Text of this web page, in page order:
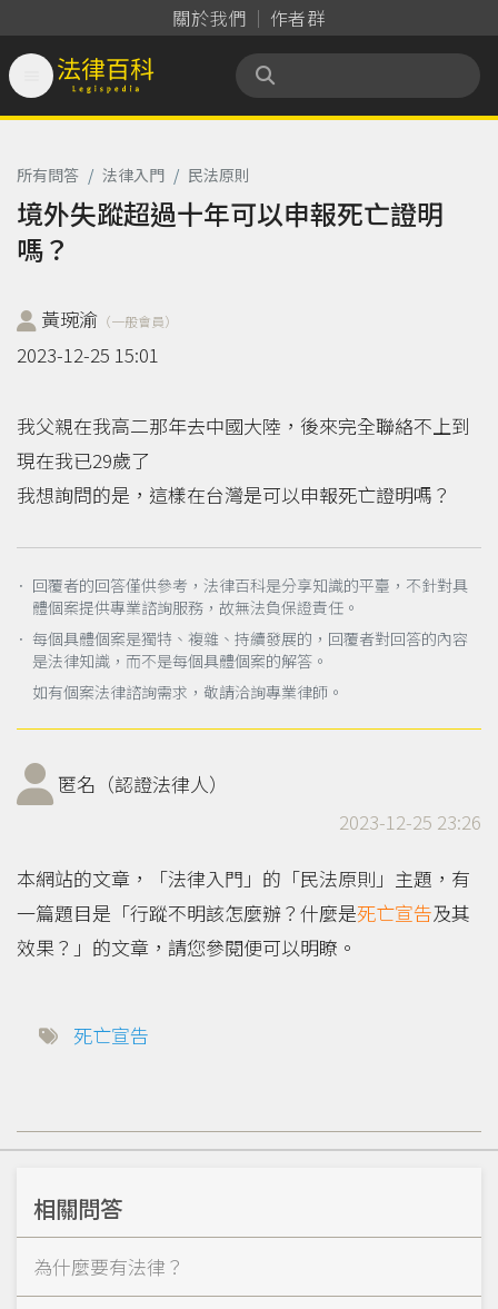
關於我們 作者群
法律百科 Legispedia
所有問答 / 法律入門 / 民法原則
境外失蹤超過十年可以申報死亡證明
嗎？
黃琬渝 （一般會員）
2023-12-25 15:01
我父親在我高二那年去中國大陸，後來完全聯絡不上到
現在我已29歲了
我想詢問的是，這樣在台灣是可以申報死亡證明嗎？
． 回覆者的回答僅供參考，法律百科是分享知識的平臺，不針對具
體個案提供專業諮詢服務，故無法負保證責任。
． 每個具體個案是獨特、複雜、持續發展的，回覆者對回答的內容
是法律知識，而不是每個具體個案的解答。
如有個案法律諮詢需求，敬請洽詢專業律師。
匿名（認證法律人）
2023-12-25 23:26
本網站的文章，「法律入門」的「民法原則」主題，有
一篇題目是「行蹤不明該怎麼辦？什麼是死亡宣告及其
效果？」的文章，請您參閱便可以明瞭。
死亡宣告
相關問答
為什麼要有法律？